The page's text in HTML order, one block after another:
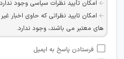
امکان تأیید نظرات سیاسی وجود
امکان تایید نظراتی که حاوی اخبار
های معتبر می باشند، وجود ندارد.
شبکه های مجازی ارتباطی می باشند وجود
فرستادن پاسخ به ایمیل